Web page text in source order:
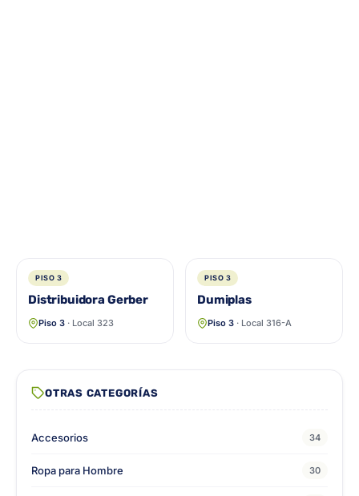
PISO 3
Distribuidora Gerber
Piso 3 · Local 323
PISO 3
Dumiplas
Piso 3 · Local 316-A
OTRAS CATEGORÍAS
Accesorios 34
Ropa para Hombre 30